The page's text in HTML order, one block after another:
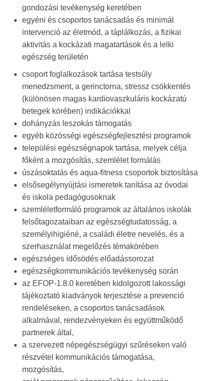
gondozási tevékenység keretében
egyéni és csoportos tanácsadás és minimál
intervenció az életmód, a táplálkozás, a fizikai
aktivitás a kockázati magatartások és a lelki
egészség területén
csoport foglalkozások tartása testsúly
menedzsment, a gerinctorna, stressz csökkentés
(különösen magas kardiovaszkuláris kockázatú
betegek körében) indikációkkal
dohányzás leszokás támogatás
egyéb közösségi egészségfejlesztési programok
települési egészségnapok tartása, melyek célja
főként a mozgósítás, szemlélet formálás
úszásoktatás és aqua-fitness csoportok biztosítása
elsősegélynyújtási ismeretek tanítása az óvodai
és iskola pedagógusoknak
szemléletformáló programok az általános iskolák
felsőtagozataiban az egészségtudatosság, a
személyihigiéné, a családi életre nevelés, és a
szerhasználat megelőzés témakörében
egészséges idősödés előadássorozat
egészségkommunikációs tevékenység során
az EFOP-1.8.0 keretében kidolgozott lakossági
tájékoztató kiadványok terjesztése a prevenció
rendeléseken, a csoportos tanácsadások
alkalmával, rendezvényeken és együttműködő
partnerek által,
a szervezett népegészségügyi szűréseken való
részvétel kommunikációs támogatása,
mozgósítás,